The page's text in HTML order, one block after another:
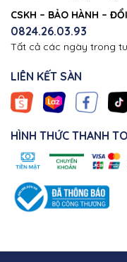
CSKH – BẢO HÀNH –
0824.26.03.93
Tất cả các ngày trong
LIÊN KẾT SÀN
HÌNH THỨC THANH